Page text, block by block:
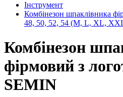
Інструмент
Комбінезон шпаклівника
48, 50, 52, 54 (M, L, XL,
Комбінезон
фірмовий з
SEMIN